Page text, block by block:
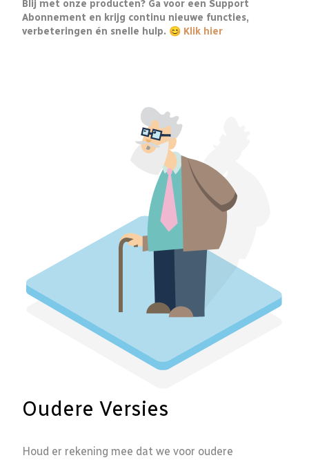
Blij met onze producten? Ga voor een Support
Abonnement en krijg continu nieuwe functies,
verbeteringen én snelle hulp. 😊 Klik hier
Oudere Versies
Houd er rekening mee dat we voor oudere